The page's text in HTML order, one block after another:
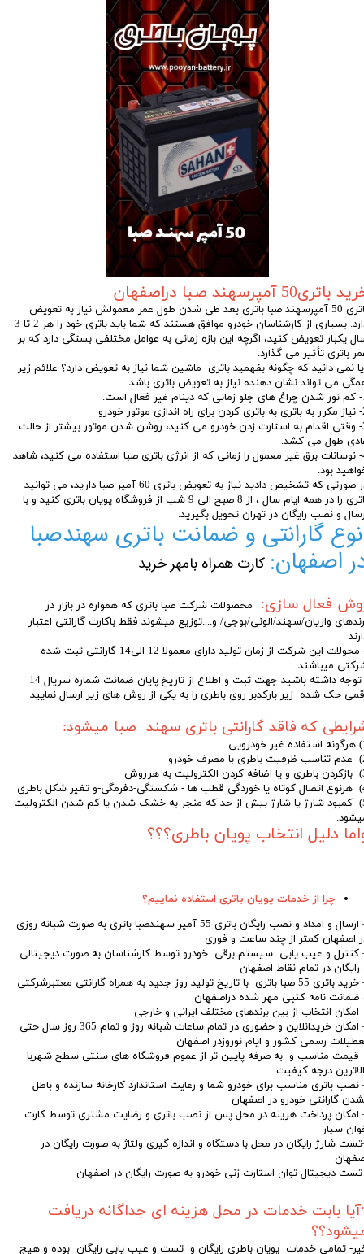
باتری50 آمپرسهند صبا دراصفهان
باتری 50 آمپرسهند صبا باتری بعد طی شدن طول عمر معمولش نیاز به تعویض
دارد. بسیاری از کارشناسان خودرو موافق هستند که شما باید باتری خود را هر 2 تا 3
یکبار تعویض کنید، اگرچه این بازه زمانی به عوامل مختلفی بستگی دارد که بر
باتری تأثیر می گذارد.
نمی دانید که چگونه بفهمید باتری ماشین شما نیاز به تعویض دارد؟ علائم زیر
می تواند نشان دهنده نیاز به تعویض باتری باشد:
است.
موتور خودرو
3- وقتی اقدام به استارت زدن خودرو می کنید، روشن شدن موتور بیشتر از حالت
طول می کشد.
4- نوسانات برق غیر معمول را زمانی که از انرژی باتری صبا استفاده می کنید، شاهد
بود.
در صورتی که تشخیص دادید نیاز به تعویض باتری 60 آمپر صبا دارید، می توانید
باتری را در همه ایام سال ، از 8 صبح الی 9 شب از فروشگاه پویان باتری کنید و با
و نصب رایگان در تهران تحویل بگیرید.
نوع گارانتی و ضمانت باتری سهندصبا
اصفهان: کارت همراه بامهر خرید
فعال سازی:
محصولات شرکت صبا باتری که همواره در بازار در
واریان/سهند/الونی/بوجی/ و....توزیع میشوند فقط باکارت گارانتی اعتبار
و محولات این شرکت از زمان تولید دارای معمولا 12 الی14 گارانتی ثبت شده
میباشند
توجه داشته باشید جهت ثبت و اطلاع از تاریخ پایان ضمانت شماره سریال 14
حک شده زیر بارکدبر روی باطری را به یکی از روش های زیر ارسال نمایید
که فاقد گارانتی باتری سهند صبا میشود:
خودرو
به هرروش
تغیر شکل باطری
5) کمبود شارژ یا شارژ بیش از حد که منجر به خشک شدن یا کم شدن الکترولیت
دلیل انتخاب پویان باطری؟؟؟
چرا از خدمات پویان باتری استفاده نماییم؟
– ارسال و امداد و نصب رایگان باتری 55 آمپر سهندصبا باتری به صورت شبانه روزی
اصفهان کمتر از چند ساعت و فوری
کنترل و عیب یابی سیستم برقی خودرو توسط کارشناسان به صورت دیجیتالی
رایگان در تمام نقاط اصفهان
– خرید باتری 55 صبا باتری با تاریخ تولید روز جدید به همراه گارانتی معتبرشرکتی
ضمانت نامه کتبی مهر شده دراصفهان
امکان انتخاب از بین برندهای مختلف ایرانی و خارجی
– امکان خریدانلاین و حضوری در تمام ساعات شبانه روز و تمام 365 روز سال حتی
رسمی کشور و ایام نوروزدر اصفهان
قیمت مناسب و به صرفه پایین تر از عموم فروشگاه های سنتی سطح شهربا
درجه کیفیت
نصب باتری مناسب برای خودرو شما و رعایت استاندارد کارخانه سازنده و باطل
گارانتی خودرو در اصفهان
امکان پرداخت هزینه در محل پس از نصب باتری و رضایت مشتری توسط کارت
سیار
شارژ رایگان در محل با دستگاه و اندازه گیری ولتاژ به صورت رایگان در
دیجیتال توان استارت زنی خودرو به صورت رایگان در اصفهان
بابت خدمات در محل هزینه ای جداگانه دریافت
تمامی خدمات پویان باطری رایگان و تست و عیب یابی رایگان بوده و هیچ